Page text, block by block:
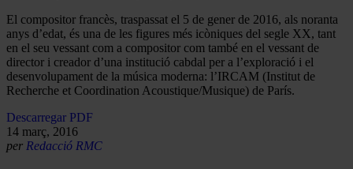
El compositor francès, traspassat el 5 de gener de 2016, als noranta
anys d’edat, és una de les figures més icòniques del segle XX, tant
en el seu vessant com a compositor com també en el vessant de
director i creador d’una institució cabdal per a l’exploració i el
desenvolupament de la música moderna: l’IRCAM (Institut de
Recherche et Coordination Acoustique/Musique) de París.
Descarregar PDF
14 març, 2016
per Redacció RMC